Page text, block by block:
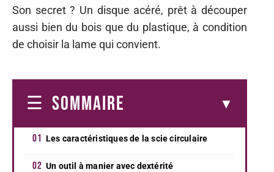
Son secret ? Un disque acéré, prêt à découper
aussi bien du bois que du plastique, à condition
de choisir la lame qui convient.
SOMMAIRE
Les caractéristiques de la scie circulaire
Un outil à manier avec dextérité